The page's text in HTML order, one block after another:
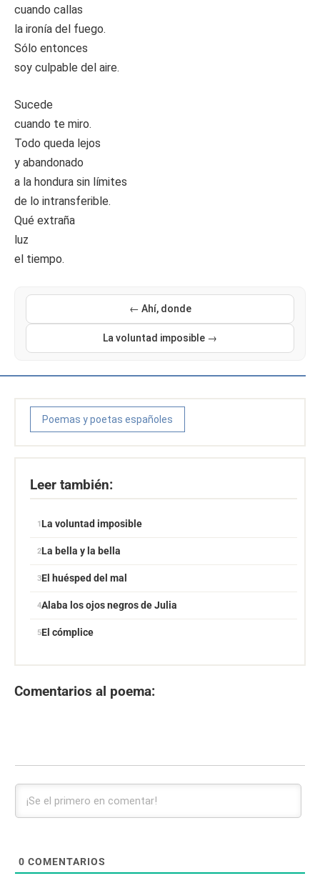
cuando callas
la ironía del fuego.
Sólo entonces
soy culpable del aire.
Sucede
cuando te miro.
Todo queda lejos
y abandonado
a la hondura sin límites
de lo intransferible.
Qué extraña
luz
el tiempo.
← Ahí, donde
La voluntad imposible →
Poemas y poetas españoles
Leer también:
La voluntad imposible
La bella y la bella
El huésped del mal
Alaba los ojos negros de Julia
El cómplice
Comentarios al poema:
0 COMENTARIOS